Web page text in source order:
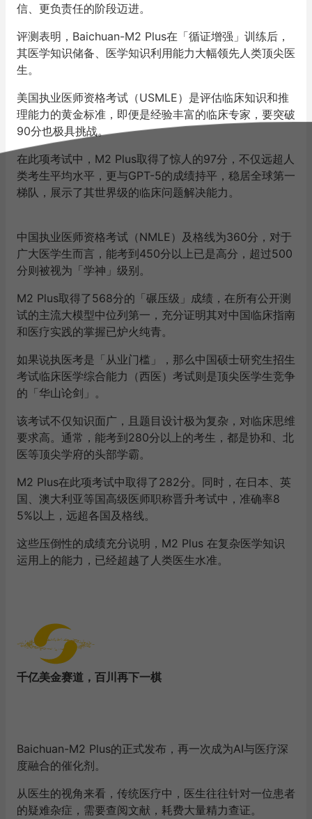
信、更负责任的阶段迈进。
评测表明，Baichuan-M2 Plus在「循证增强」训练后，
其医学知识储备、医学知识利用能力大幅领先人类顶尖医
生。
美国执业医师资格考试（USMLE）是评估临床知识和推
理能力的黄金标准，即便是经验丰富的临床专家，要突破
90分也极具挑战。
在此项考试中，M2 Plus取得了惊人的97分，不仅远超人
类考生平均水平，更与GPT-5的成绩持平，稳居全球第一
梯队，展示了其世界级的临床问题解决能力。
中国执业医师资格考试（NMLE）及格线为360分，对于
广大医学生而言，能考到450分以上已是高分，超过500
分则被视为「学神」级别。
M2 Plus取得了568分的「碾压级」成绩，在所有公开测
试的主流大模型中位列第一，充分证明其对中国临床指南
和医疗实践的掌握已炉火纯青。
如果说执医考是「从业门槛」，那么中国硕士研究生招生
考试临床医学综合能力（西医）考试则是顶尖医学生竞争
的「华山论剑」。
该考试不仅知识面广，且题目设计极为复杂，对临床思维
要求高。通常，能考到280分以上的考生，都是协和、北
医等顶尖学府的头部学霸。
M2 Plus在此项考试中取得了282分。同时，在日本、英
国、澳大利亚等国高级医师职称晋升考试中，准确率8
5%以上，远超各国及格线。
这些压倒性的成绩充分说明，M2 Plus 在复杂医学知识
运用上的能力，已经超越了人类医生水准。
千亿美金赛道，百川再下一棋
Baichuan-M2 Plus的正式发布，再一次成为AI与医疗深
度融合的催化剂。
从医生的视角来看，传统医疗中，医生往往针对一位患者
的疑难杂症，需要查阅文献，耗费大量精力查证。